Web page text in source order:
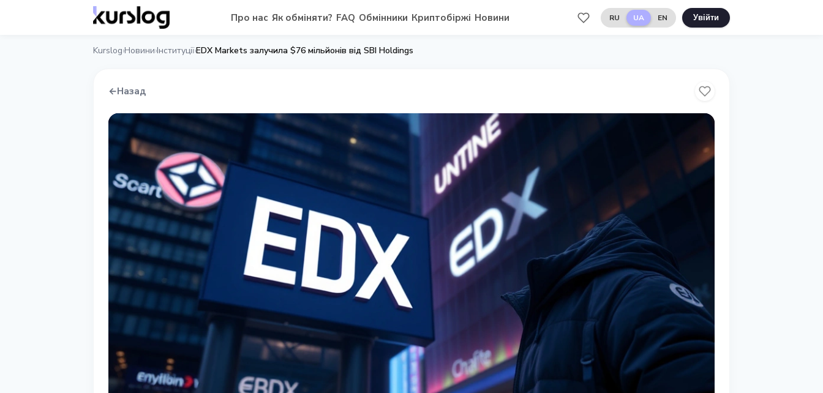
Про нас Як обміняти? FAQ Обмінники Криптобіржі Новини RU UA EN Увійти
Kurslog›Новини›Інституції›EDX Markets залучила $76 мільйонів від SBI Holdings
←Назад